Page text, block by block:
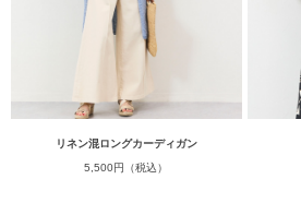
リネン混ロングカーディガン
5,500円（税込）